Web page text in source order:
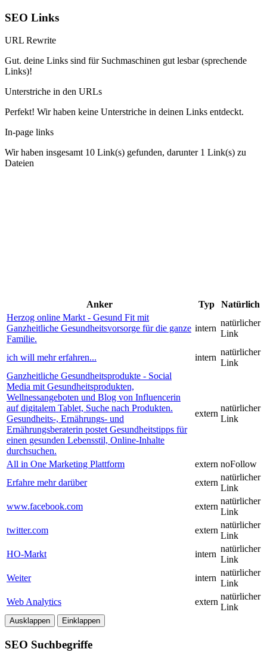
SEO Links
URL Rewrite
Gut. deine Links sind für Suchmaschinen gut lesbar (sprechende
Links)!
Unterstriche in den URLs
Perfekt! Wir haben keine Unterstriche in deinen Links entdeckt.
In-page links
Wir haben insgesamt 10 Link(s) gefunden, darunter 1 Link(s) zu
Dateien
Anker Typ
Natürlich
Herzog online Markt - Gesund Fit mit
Ganzheitliche Gesundheitsvorsorge für die ganze
Familie.
intern
natürlicher
Link
ich will mehr erfahren... intern
natürlicher
Link
Ganzheitliche Gesundheitsprodukte - Social
Media mit Gesundheitsprodukten,
Wellnessangeboten und Blog von Influencerin
auf digitalem Tablet, Suche nach Produkten.
Gesundheits-, Ernährungs- und
Ernährungsberaterin postet Gesundheitstipps für
einen gesunden Lebensstil, Online-Inhalte
durchsuchen.
extern
natürlicher
Link
All in One Marketing Plattform extern noFollow
Erfahre mehr darüber
extern
natürlicher
Link
www.facebook.com
extern
natürlicher
Link
twitter.com
extern
natürlicher
Link
HO-Markt
intern
natürlicher
Link
Weiter
intern
natürlicher
Link
Web Analytics
extern
natürlicher
Link
Ausklappen Einklappen
SEO Suchbegriffe